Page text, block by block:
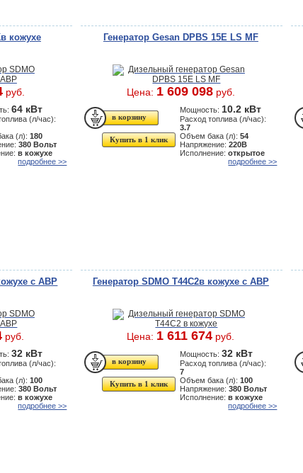
кожухе
руб.
64 кВт
(л/час):
(л):180
380 Вольт
в кожухе
подробнее >>
Генератор Gesan DPBS 15E LS MF
Цена: 1 609 098руб.
Купить в 1 клик
Мощность: 10.2 кВт
Расход топлива (л/час):
3.7
Объем бака (л):54
Напряжение:220В
Исполнение:открытое
подробнее >>
с АВР
руб.
32 кВт
(л/час):
(л):100
380 Вольт
в кожухе
подробнее >>
Генератор SDMO T44C2в кожухе с АВР
Цена: 1 611 674 руб.
Купить в 1 клик
Мощность:32 кВт
Расход топлива (л/час):
7
Объем бака (л):100
Напряжение:380 Вольт
Исполнение:в кожухе
подробнее >>